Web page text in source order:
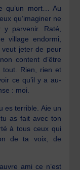
qu’un mort… Au
qu’imaginer ne
y parvenir. Raté,
village endormi,
veut jeter de peur
content d’être
tout. Rien, rien et
ce qu’il y a au-
: moi.
es terrible. Aie un
as fait avec ton
à tous ceux qui
de ta voix, de
ami ce n’est